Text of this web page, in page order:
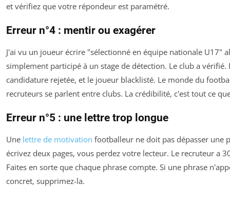
et vérifiez que votre répondeur est paramétré.
Erreur n°4 : mentir ou exagérer
J'ai vu un joueur écrire "sélectionné en équipe nationale U17"
simplement participé à un stage de détection. Le club a vérifié.
candidature rejetée, et le joueur blacklisté. Le monde du
recruteurs se parlent entre clubs. La crédibilité, c'est tout ce
Erreur n°5 : une lettre trop longue
Une lettre de motivation footballeur ne doit pas dépasser une
écrivez deux pages, vous perdez votre lecteur. Le recruteur a
Faites en sorte que chaque phrase compte. Si une phrase
concret, supprimez-la.